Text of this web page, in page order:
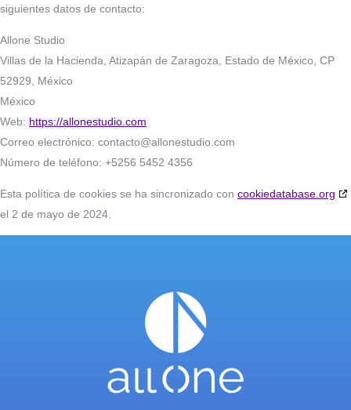
siguientes datos de contacto:
Allone Studio
Villas de la Hacienda, Atizapán de Zaragoza, Estado de México, CP
52929, México
México
Web: https://allonestudio.com
Correo electrónico: contacto@allonestudio.com
Número de teléfono: +5256 5452 4356
Esta política de cookies se ha sincronizado con cookiedatabase.org
el 2 de mayo de 2024.